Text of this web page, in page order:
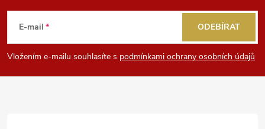
p
E-mail
Vložením e-mailu souhlasíte s podmínkami ochrany osobních údajů
ODEBÍRAT